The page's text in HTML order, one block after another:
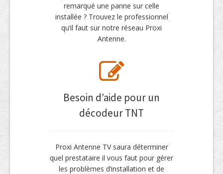
remarqué une panne sur celle
installée ? Trouvez le professionnel
qu’il faut sur notre réseau Proxi
Antenne.
Besoin d’aide pour un
décodeur TNT
Proxi Antenne TV saura déterminer
quel prestataire il vous faut pour gérer
les problèmes d’installation et de